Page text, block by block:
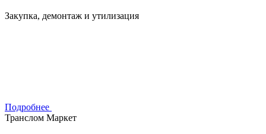
Закупка, демонтаж и утилизация
Подробнее
Транслом Маркет